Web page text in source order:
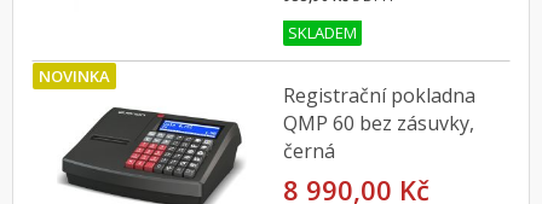
SKLADEM
NOVINKA
Registrační pokladna
QMP 60 bez zásuvky,
černá
8 990,00 Kč